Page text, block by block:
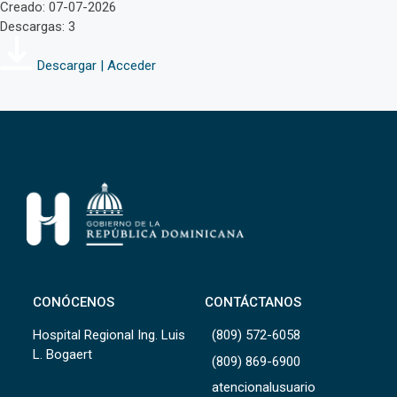
Creado: 07-07-2026
Descargas: 3
Descargar | Acceder
CONÓCENOS
Hospital Regional Ing. Luis
L. Bogaert
CONTÁCTANOS
(809) 572-6058
(809) 869-6900
atencionalusuario